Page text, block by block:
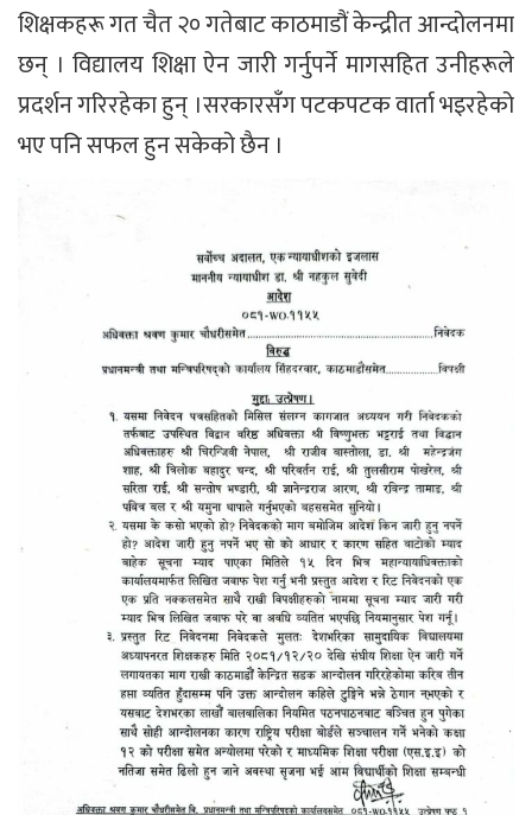
शिक्षकहरू गत चैत २० गतेबाट काठमाडौं केन्द्रीत आन्दोलनमा
छन् । विद्यालय शिक्षा ऐन जारी गर्नुपर्ने मागसहित उनीहरूले
प्रदर्शन गरिरहेका हुन् ।सरकारसँग पटकपटक वार्ता भइरहेको
भए पनि सफल हुन सकेको छैन ।